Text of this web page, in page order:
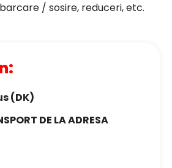
/ sosire, reduceri, etc.
(DK)
DE LA ADRESA